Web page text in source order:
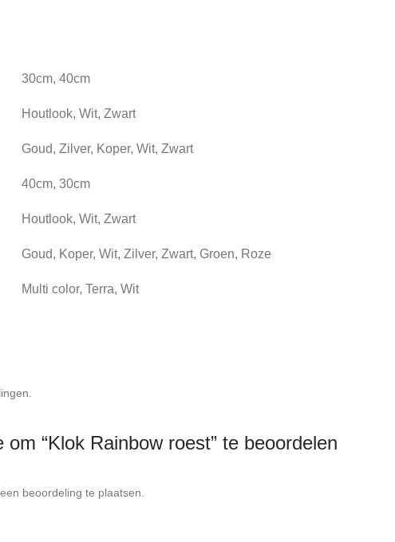
30cm, 40cm
Houtlook, Wit, Zwart
Goud, Zilver, Koper, Wit, Zwart
40cm, 30cm
Houtlook, Wit, Zwart
Goud, Koper, Wit, Zilver, Zwart, Groen, Roze
Multi color, Terra, Wit
“Klok Rainbow roest” te beoordelen
beoordeling te plaatsen.